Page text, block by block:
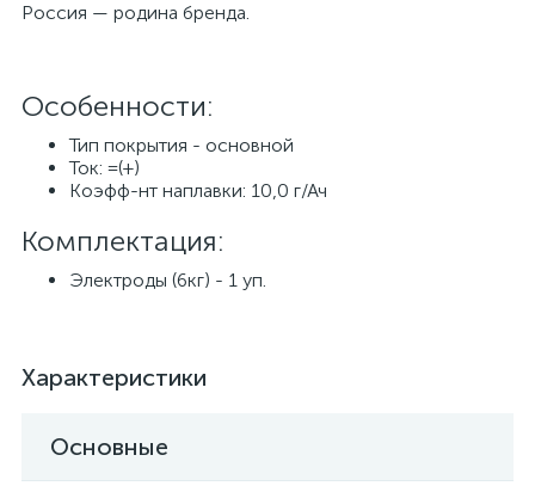
Россия — родина бренда.
Особенности:
Тип покрытия - основной
Ток: =(+)
Коэфф-нт наплавки: 10,0 г/Ач
Комплектация:
Электроды (6кг) - 1 уп.
Характеристики
Основные